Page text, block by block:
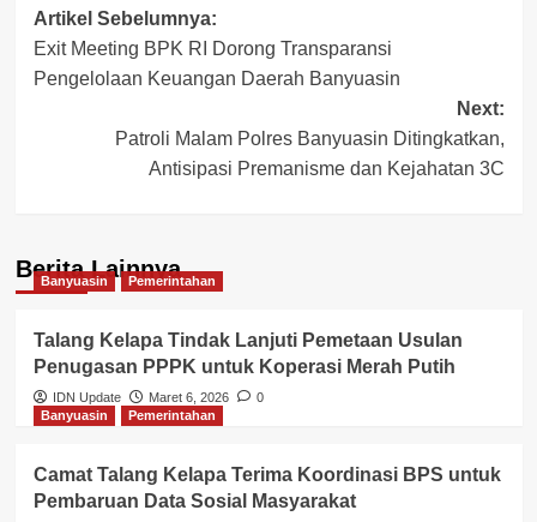
Post
navigation
Artikel Sebelumnya:
Exit Meeting BPK RI Dorong Transparansi
Pengelolaan Keuangan Daerah Banyuasin
Next:
Patroli Malam Polres Banyuasin Ditingkatkan,
Antisipasi Premanisme dan Kejahatan 3C
Berita Lainnya
Banyuasin Pemerintahan
Talang Kelapa Tindak Lanjuti Pemetaan Usulan
Penugasan PPPK untuk Koperasi Merah Putih
IDN Update Maret 6, 2026
0
Banyuasin
Pemerintahan
Camat Talang Kelapa Terima Koordinasi BPS untuk
Pembaruan Data Sosial Masyarakat